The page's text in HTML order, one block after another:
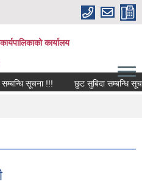
कार्यालय
सूचना !!! छुट सुबिदा सम्बन्धि सूचना,